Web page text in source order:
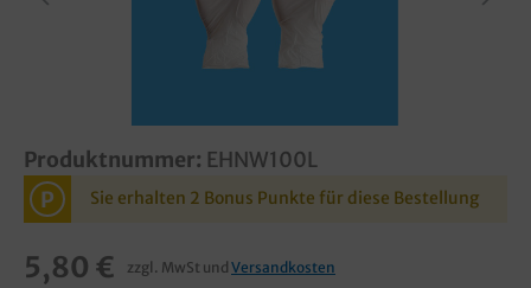
Produktnummer: EHNW100L
P Sie erhalten 2 Bonus Punkte für diese Bestellung
5,80 € zzgl. MwSt und Versandkosten